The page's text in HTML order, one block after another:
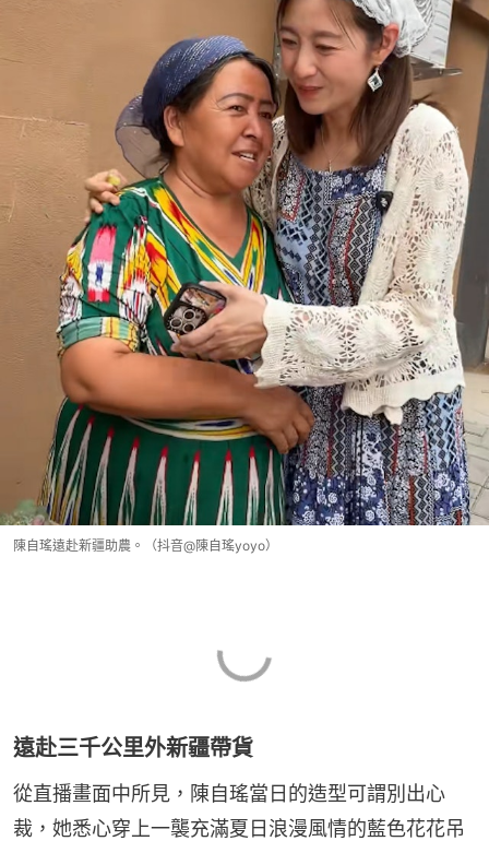
陳自瑤遠赴新疆助農。（抖音@陳自瑤yoyo）
遠赴三千公里外新疆帶貨
從直播畫面中所見，陳自瑤當日的造型可謂別出心
裁，她悉心穿上一襲充滿夏日浪漫風情的藍色花花吊